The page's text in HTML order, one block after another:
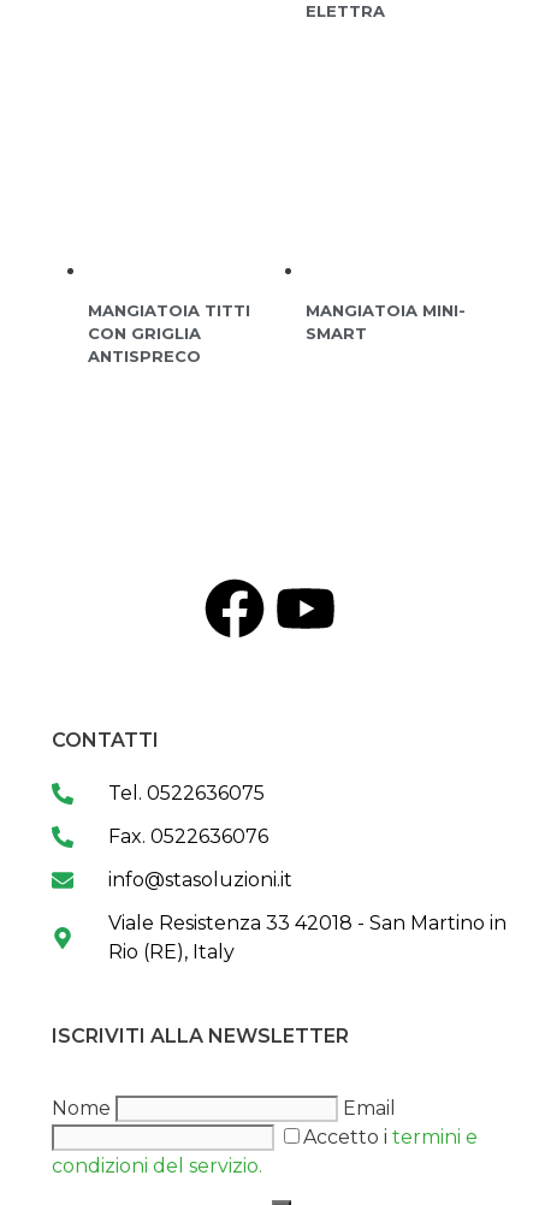
ELETTRA
MANGIATOIA TITTI
CON GRIGLIA
ANTISPRECO
MANGIATOIA MINI-
SMART
CONTATTI
Tel. 0522636075
Fax. 0522636076
info@stasoluzioni.it
Viale Resistenza 33 42018 - San Martino in
Rio (RE), Italy
ISCRIVITI ALLA NEWSLETTER
Nome
Email
Accetto i termini e
condizioni del servizio.